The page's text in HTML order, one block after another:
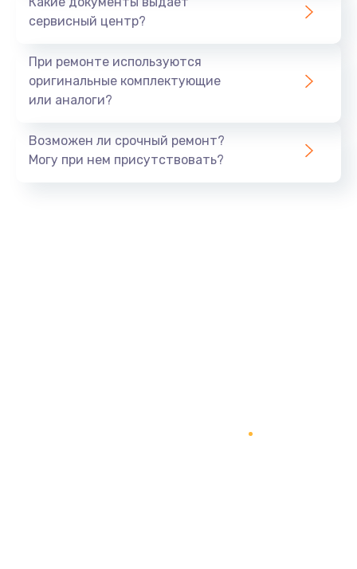
сервисный центр?
При ремонте используются
оригинальные комплектующие
или аналоги?
Возможен ли срочный ремонт?
Могу при нем присутствовать?